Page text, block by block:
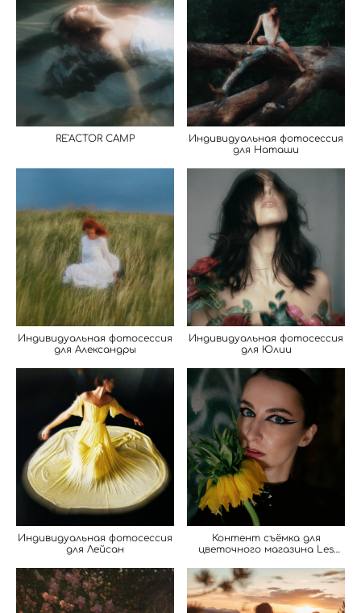
RE'ACTOR CAMP
Индивидуальная фотосессия
для Наташи
Индивидуальная фотосессия
для Александры
Индивидуальная фотосессия
для Юлии
Индивидуальная фотосессия
для Лейсан
Контент съёмка для
цветочного магазина Les